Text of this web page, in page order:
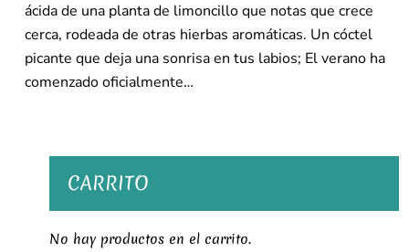
ácida de una planta de limoncillo que notas que crece
cerca, rodeada de otras hierbas aromáticas. Un cóctel
picante que deja una sonrisa en tus labios; El verano ha
comenzado oficialmente…
CARRITO
No hay productos en el carrito.